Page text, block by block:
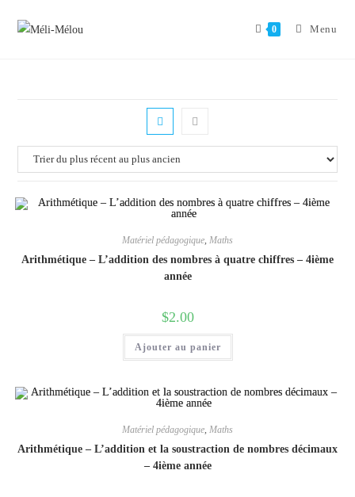
0 Menu
Matériel pédagogique, Maths
Arithmétique – L’addition des nombres à quatre chiffres – 4ième
année
$2.00
Ajouter au panier
Matériel pédagogique Maths
Arithmétique – L’addition et la soustraction de nombres décimaux
– 4ième année